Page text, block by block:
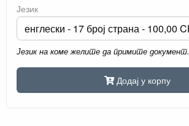
Језик
Језик на коме желите да примите документ.
Додај у корпу